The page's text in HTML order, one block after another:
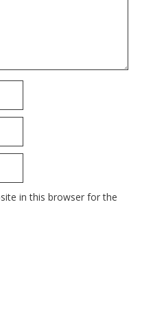
in this browser for the